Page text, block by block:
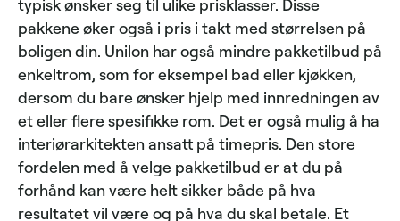
typisk ønsker seg til ulike prisklasser. Disse
pakkene øker også i pris i takt med størrelsen på
boligen din. Unilon har også mindre pakketilbud på
enkeltrom, som for eksempel bad eller kjøkken,
dersom du bare ønsker hjelp med innredningen av
et eller flere spesifikke rom. Det er også mulig å ha
interiørarkitekten ansatt på timepris. Den store
fordelen med å velge pakketilbud er at du på
forhånd kan være helt sikker både på hva
resultatet vil være og på hva du skal betale. Et